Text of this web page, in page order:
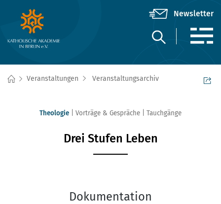
Veranstaltungen Veranstaltungsarchiv
Theologie Vorträge & Gespräche Tauchgänge
Drei Stufen Leben
Dokumentation